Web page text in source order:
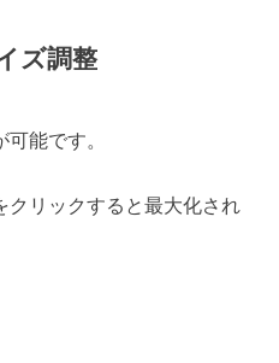
ズ調整
能です。
クリックすると最大化され